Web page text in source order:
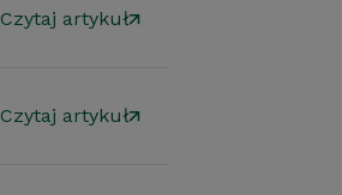
Czytaj artykuł
Czytaj artykuł